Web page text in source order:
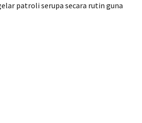
patroli serupa secara rutin guna